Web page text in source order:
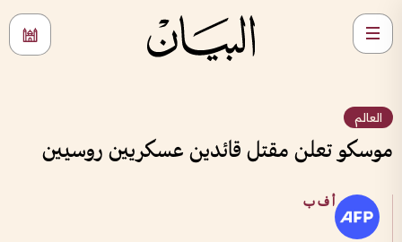
العالم
موسكو تعلن مقتل قائدين عسكريين روسيين
أ ف ب